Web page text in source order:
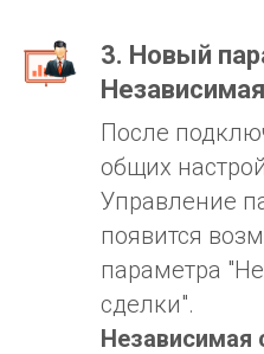
3. Новый
После
общих
Управление
появится
параметра
сделки".
Независимая